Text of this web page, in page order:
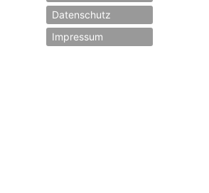
Datenschutz
Impressum